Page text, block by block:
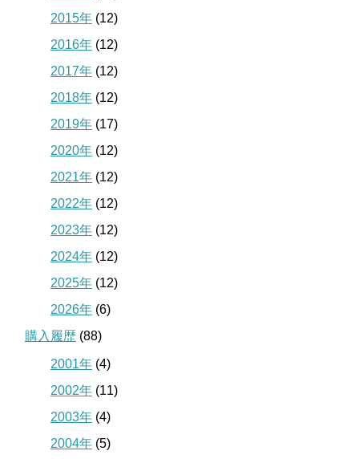
2015年 (12)
2016年 (12)
2017年 (12)
2018年 (12)
2019年 (17)
2020年 (12)
2021年 (12)
2022年 (12)
2023年 (12)
2024年 (12)
2025年 (12)
2026年 (6)
購入履歴 (88)
2001年 (4)
2002年 (11)
2003年 (4)
2004年 (5)